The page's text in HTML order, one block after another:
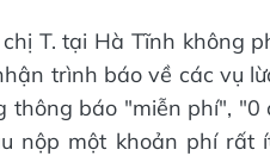
T. tại Hà Tĩnh không
trình báo về các vụ
thông báo "miễn phí",
nộp một khoản phí